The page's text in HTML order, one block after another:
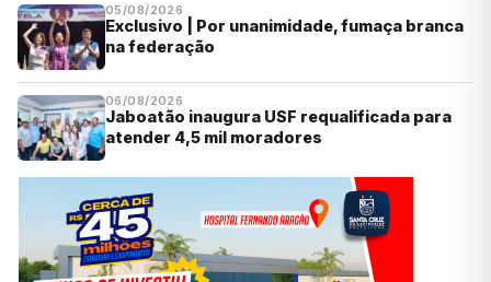
05/08/2026
Exclusivo | Por unanimidade, fumaça branca
na federação
06/08/2026
Jaboatão inaugura USF requalificada para
atender 4,5 mil moradores